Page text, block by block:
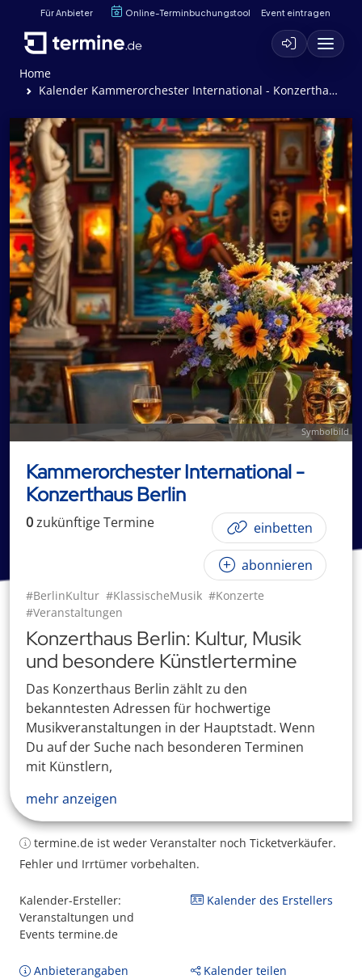
Für Anbieter Online-Terminbuchungstool Event eintragen
Home
Kalender Kammerorchester International - Konzerthaus Berlin
Symbolbild
Kammerorchester International -
Konzerthaus Berlin
0zukünftigeTermine einbetten
abonnieren
#BerlinKultur #KlassischeMusik #Konzerte
#Veranstaltungen
Konzerthaus Berlin: Kultur, Musik
und besondere Künstlertermine
Das Konzerthaus Berlin zählt zu den
bekanntesten Adressen für hochwertige
Musikveranstaltungen in der Hauptstadt. Wenn
Du auf der Suche nach besonderen Terminen
mit Künstlern,
mehr anzeigen
termine.de ist weder Veranstalter noch Ticketverkäufer.
Fehler und Irrtümer vorbehalten.
Kalender-Ersteller:
Veranstaltungen und
Events termine.de
Kalender des Erstellers
Anbieterangaben Kalender teilen